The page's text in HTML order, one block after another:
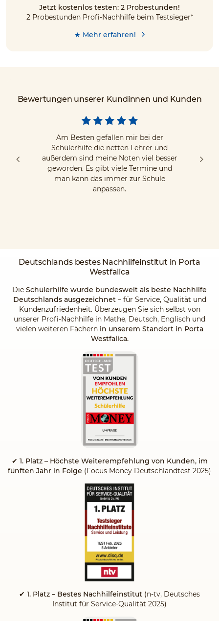
Jetzt kostenlos testen: 2 Probestunden!
2 Probestunden Profi-Nachhilfe beim Testsieger*
★ Mehr erfahren!
Bewertungen unserer Kundinnen und Kunden
Am Besten gefallen mir bei der
Schülerhilfe die netten Lehrer und
außerdem sind meine Noten viel besser
geworden. Es gibt viele Termine und
man kann das immer zur Schule
anpassen.
Deutschlands bestes Nachhilfeinstitut in Porta
Westfalica
Die Schülerhilfe wurde bundesweit als beste Nachhilfe
Deutschlands ausgezeichnet – für Service, Qualität und
Kundenzufriedenheit. Überzeugen Sie sich selbst von
unserer Profi-Nachhilfe in Mathe, Deutsch, Englisch und
vielen weiteren Fächern in unserem Standort in Porta
Westfalica.
✔ 1. Platz – Höchste Weiterempfehlung von Kunden, im
fünften Jahr in Folge (Focus Money Deutschlandtest 2025)
✔ 1. Platz – Bestes Nachhilfeinstitut (n-tv, Deutsches
Institut für Service-Qualität 2025)